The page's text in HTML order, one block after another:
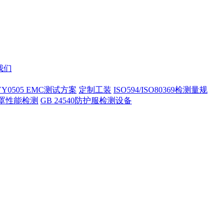
们
EMC测试方案 定制工装 ISO594/ISO80369检测量规
性能检测 GB 24540防护服检测设备